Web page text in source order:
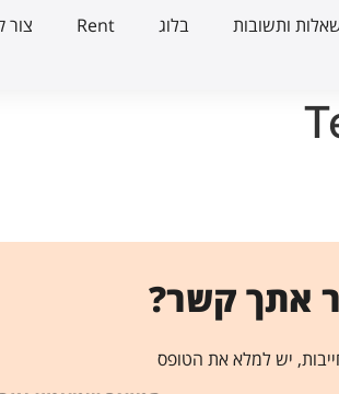
ותשובות בלוג Rent צור
אתך קשר?
יש למלא את הטופס